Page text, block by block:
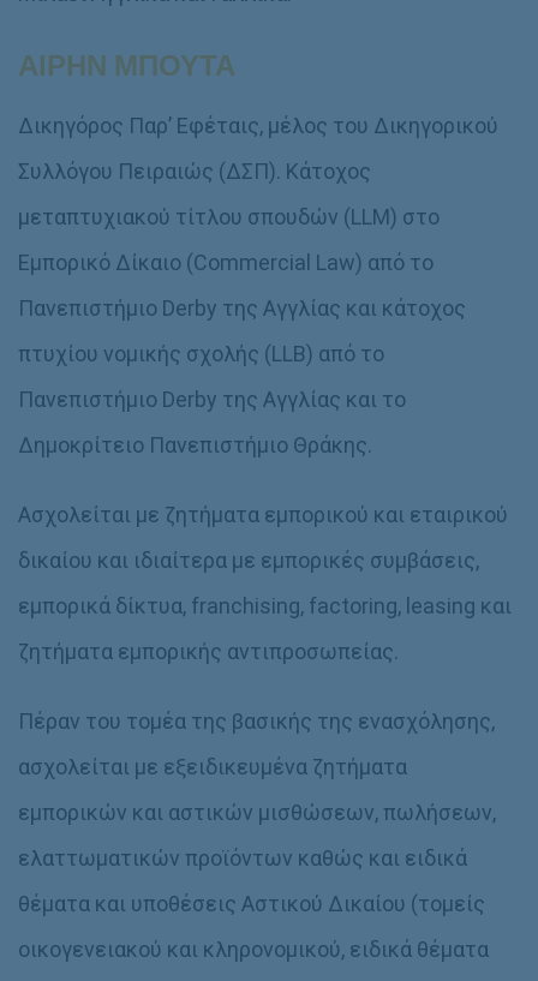
ΑΙΡΗΝ ΜΠΟΥΤΑ
Δικηγόρος Παρ’ Εφέταις, μέλος του Δικηγορικού
Συλλόγου Πειραιώς (ΔΣΠ). Κάτοχος
μεταπτυχιακού τίτλου σπουδών (LLM) στο
Εμπορικό Δίκαιο (Commercial Law) από το
Πανεπιστήμιο Derby της Αγγλίας και κάτοχος
πτυχίου νομικής σχολής (LLB) από το
Πανεπιστήμιο Derby της Αγγλίας και το
Δημοκρίτειο Πανεπιστήμιο Θράκης.
Ασχολείται με ζητήματα εμπορικού και εταιρικού
δικαίου και ιδιαίτερα με εμπορικές συμβάσεις,
εμπορικά δίκτυα, franchising, factoring, leasing και
ζητήματα εμπορικής αντιπροσωπείας.
Πέραν του τομέα της βασικής της ενασχόλησης,
ασχολείται με εξειδικευμένα ζητήματα
εμπορικών και αστικών μισθώσεων, πωλήσεων,
ελαττωματικών προϊόντων καθώς και ειδικά
θέματα και υποθέσεις Αστικού Δικαίου (τομείς
οικογενειακού και κληρονομικού, ειδικά θέματα